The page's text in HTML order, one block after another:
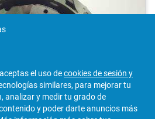
el uso decookies de sesión y
similares, para mejorar tu
analizar y medir tu grado de
y poder darte anuncios más